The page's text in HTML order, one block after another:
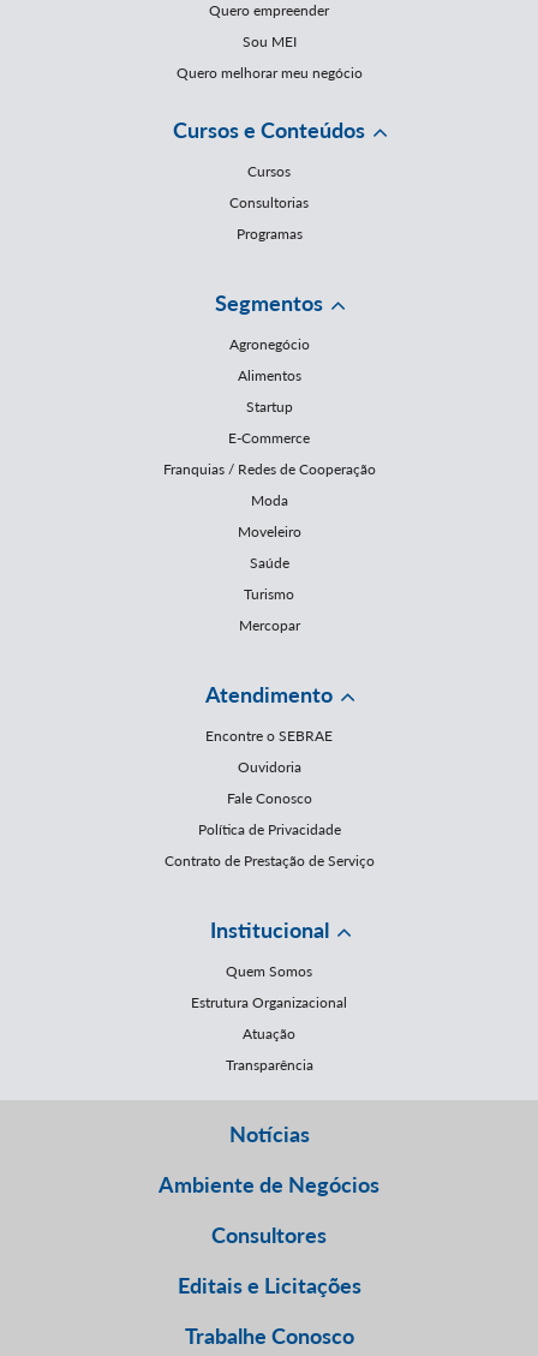
Quero empreender
Sou MEI
Quero melhorar meu negócio
Cursos e Conteúdos
Cursos
Consultorias
Programas
Segmentos
Agronegócio
Alimentos
Startup
E-Commerce
Franquias / Redes de Cooperação
Moda
Moveleiro
Saúde
Turismo
Mercopar
Atendimento
Encontre o SEBRAE
Ouvidoria
Fale Conosco
Política de Privacidade
Contrato de Prestação de Serviço
Institucional
Quem Somos
Estrutura Organizacional
Atuação
Transparência
Notícias
Ambiente de Negócios
Consultores
Editais e Licitações
Trabalhe Conosco